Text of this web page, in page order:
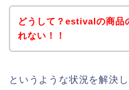
どうして？estivalの商品
れない！！
というような状況を解決